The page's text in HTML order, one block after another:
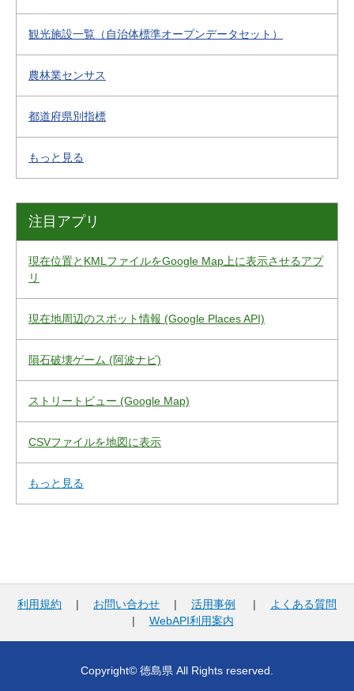
観光施設一覧（自治体標準オープンデータセット）
農林業センサス
都道府県別指標
もっと見る
注目アプリ
現在位置とKMLファイルをGoogle Map上に表示させるアプ
リ
現在地周辺のスポット情報 (Google Places API)
隕石破壊ゲーム (阿波ナビ)
ストリートビュー (Google Map)
CSVファイルを地図に表示
もっと見る
利用規約 | お問い合わせ | 活用事例 |
よくある質問
| WebAPI利用案内
Copyright© 徳島県 All Rights reserved.